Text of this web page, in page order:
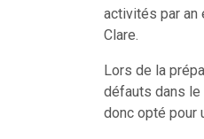
activités par an
Clare.
Lors de la
défauts dans le
donc opté pour